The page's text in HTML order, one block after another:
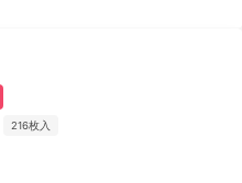
216枚入